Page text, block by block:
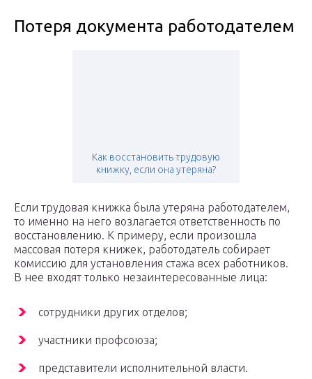
Потеря документа работодателем
Как восстановить трудовую
книжку, если она утеряна?
Если трудовая книжка была утеряна работодателем,
то именно на него возлагается ответственность по
восстановлению. К примеру, если произошла
массовая потеря книжек, работодатель собирает
комиссию для установления стажа всех работников.
В нее входят только незаинтересованные лица:
сотрудники других отделов;
участники профсоюза;
представители исполнительной власти.